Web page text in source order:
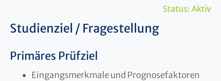
Status: Aktiv
Studienziel / Fragestellung
Primäres Prüfziel
Eingangsmerkmale und Prognosefaktoren